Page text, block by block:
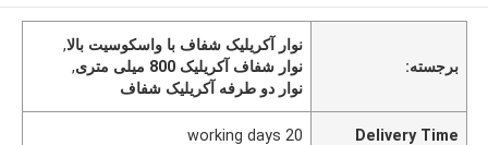
برجسته:
نوار آکریلیک شفاف با واسکوسیت بالا,
نوار شفاف آکریلیک 800 میلی متری
,
نوار دو طرفه آکریلیک شفاف
Delivery Time
20 working days